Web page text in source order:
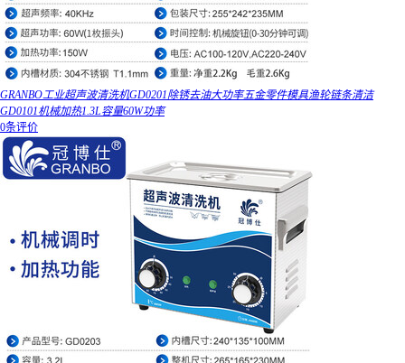
GRANBO工业超声波清洗机GD0201除锈去油大功率五金零件模具渔轮链条清洁
GD0101机械加热1.3L容量60W功率
0条评价